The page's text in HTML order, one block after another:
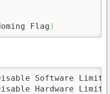
Flag )
Software Limits
Hardware Limits